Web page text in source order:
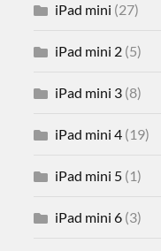
iPad mini (27)
iPad mini 2 (5)
iPad mini 3 (8)
iPad mini 4 (19)
iPad mini 5 (1)
iPad mini 6 (3)